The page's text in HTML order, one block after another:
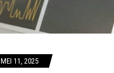
MEI 11, 2025